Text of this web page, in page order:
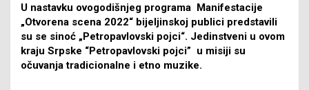
U nastavku ovogodišnjeg programa Manifestacije
„Otvorena scena 2022“ bijeljinskoj publici predstavili
su se sinoć „Petropavlovski pojci“. Jedinstveni u ovom
kraju Srpske “Petropavlovski pojci” u misiji su
očuvanja tradicionalne i etno muzike.